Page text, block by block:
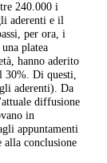
240.000 i
aderenti e il
per ora, i
platea
hanno aderito
30%. Di questi,
aderenti). Da
diffusione
in
appuntamenti
alla conclusione